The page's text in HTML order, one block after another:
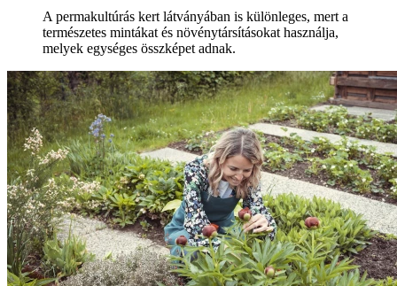
A permakultúrás kert látványában is különleges, mert a
természetes mintákat és növénytársításokat használja,
melyek egységes összképet adnak.